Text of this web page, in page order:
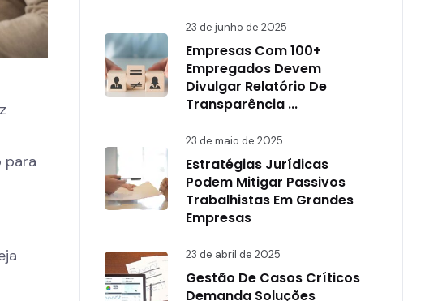
para
23 de junho de 2025
Empresas Com 100+
Empregados Devem
Divulgar Relatório De
Transparência ...
23 de maio de 2025
Estratégias Jurídicas
Podem Mitigar Passivos
Trabalhistas Em Grandes
Empresas
23 de abril de 2025
Gestão De Casos Críticos
Demanda Soluções